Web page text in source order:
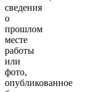
сведения
о
прошлом
месте
работы
или
фото,
опубликованное